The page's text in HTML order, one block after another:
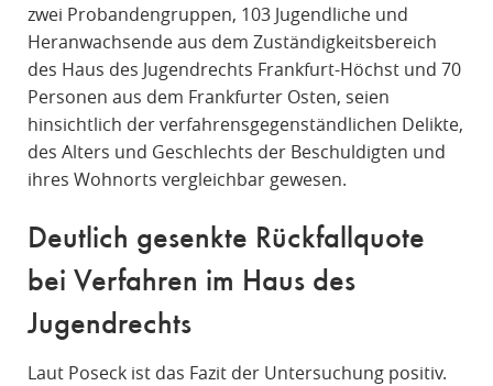
zwei Probandengruppen, 103 Jugendliche und
Heranwachsende aus dem Zuständigkeitsbereich
des Haus des Jugendrechts Frankfurt-Höchst und 70
Personen aus dem Frankfurter Osten, seien
hinsichtlich der verfahrensgegenständlichen Delikte,
des Alters und Geschlechts der Beschuldigten und
ihres Wohnorts vergleichbar gewesen.
Deutlich gesenkte Rückfallquote
bei Verfahren im Haus des
Jugendrechts
Laut Poseck ist das Fazit der Untersuchung positiv.